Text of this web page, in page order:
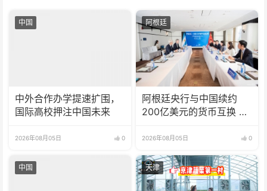
中国
中外合作办学提速扩围，
国际高校押注中国未来
2026年08月05日 0
阿根廷
阿根廷央行与中国续约
200亿美元的货币互换 有
2026年08月05日 0
中国 天津